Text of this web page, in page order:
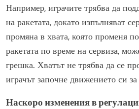
Например, играчите трябва да
на ракетата, докато изпълняват
промяна в хвата, която променя
ракетата по време на сервиза,
грешка. Хватът не трябва да се
играчът започне движението си за
Наскоро изменения в